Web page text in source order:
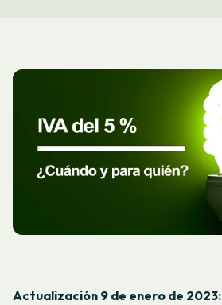
Actualización 9 de enero de 2023: